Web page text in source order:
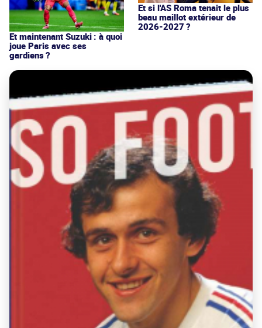
Et maintenant Suzuki : à quoi
joue Paris avec ses
gardiens ?
Et si l'AS Roma tenait le plus
beau maillot extérieur de
2026-2027 ?